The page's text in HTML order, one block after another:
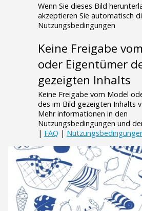
Wenn Sie dieses Bild
akzeptieren Sie automatisch
Nutzungsbedingungen
Keine Freigabe
oder Eigentümer
gezeigten Inhalts
Keine Freigabe vom Model
des im Bild gezeigten Inhalts
Mehr informationen in den
Nutzungsbedingungen und
| FAQ |